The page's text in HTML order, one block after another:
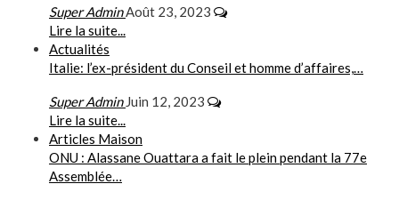
Super AdminAoût 23, 2023
Lire la suite...
Actualités
Italie: l’ex-président du Conseil et homme d’affaires,…
Super Admin Juin 12, 2023
Lire la suite...
Articles Maison
ONU : Alassane Ouattara a fait le plein pendant la 77e
Assemblée…